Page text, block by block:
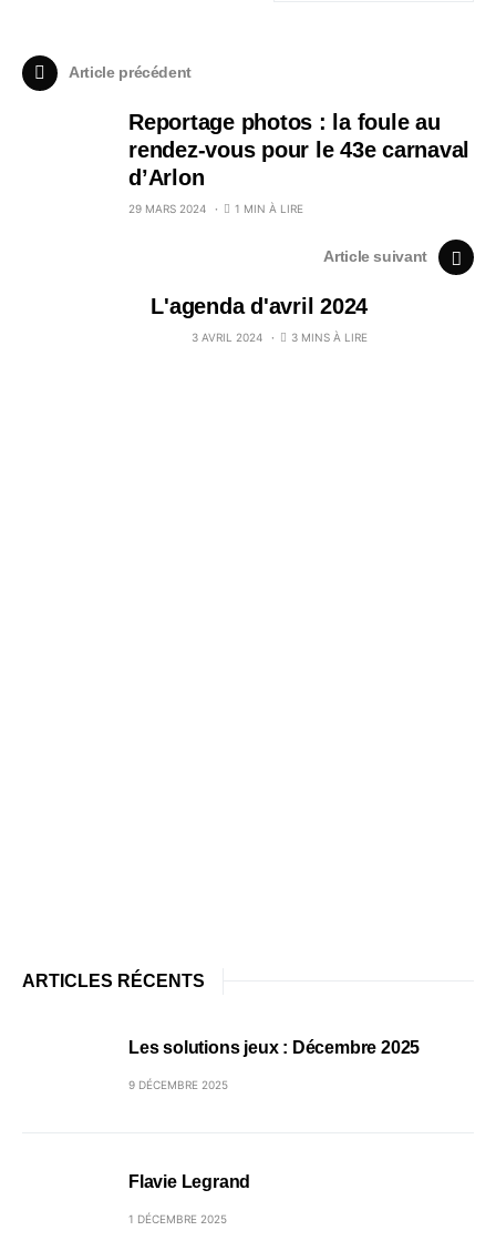
Article précédent
Reportage photos : la foule au
rendez-vous pour le 43e carnaval
d’Arlon
29 MARS 2024 1 MIN À LIRE
Article suivant
L'agenda d'avril 2024
3 AVRIL 2024 3 MINS À LIRE
ARTICLES RÉCENTS
Les solutions jeux : Décembre 2025
9 DÉCEMBRE 2025
Flavie Legrand
1 DÉCEMBRE 2025